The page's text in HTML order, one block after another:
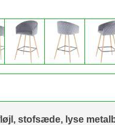
stofsæde, lyse